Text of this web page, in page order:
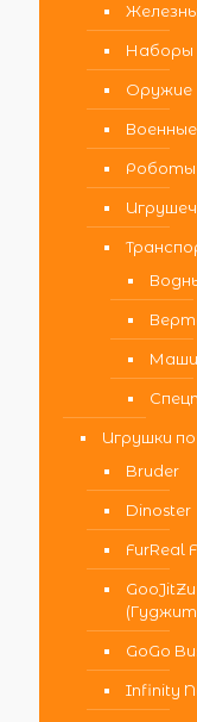
Наборы
Оружие
Роботы
Игрушки
Bruder
Dinoster
FurReal
GoGo
Infinity